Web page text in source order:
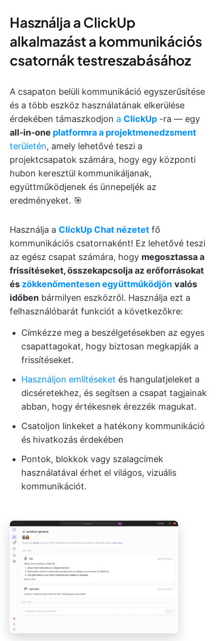
Használja a ClickUp
alkalmazást a kommunikációs
csatornák testreszabásához
A csapaton belüli kommunikáció egyszerűsítése
és a több eszköz használatának elkerülése
érdekében támaszkodjon a ClickUp -ra — egy
all-in-one platformra a projektmenedzsment
területén, amely lehetővé teszi a
projektcsapatok számára, hogy egy központi
hubon keresztül kommunikáljanak,
együttműködjenek és ünnepeljék az
eredményeket. 🎯
Használja a ClickUp Chat nézetet fő
kommunikációs csatornaként! Ez lehetővé teszi
az egész csapat számára, hogy megosztassa a
frissítéseket, összekapcsolja az erőforrásokat
és zökkenőmentesen együttműködjön valós
időben bármilyen eszközről. Használja ezt a
felhasználóbarát funkciót a következőkre:
Címkézze meg a beszélgetésekben az egyes
csapattagokat, hogy biztosan megkapják a
frissítéseket.
Használjon említéseket és hangulatjeleket a
dicséretekhez, és segítsen a csapat tagjainak
abban, hogy értékesnek érezzék magukat.
Csatoljon linkeket a hatékony kommunikáció
és hivatkozás érdekében
Pontok, blokkok vagy szalagcímek
használatával érhet el világos, vizuális
kommunikációt.